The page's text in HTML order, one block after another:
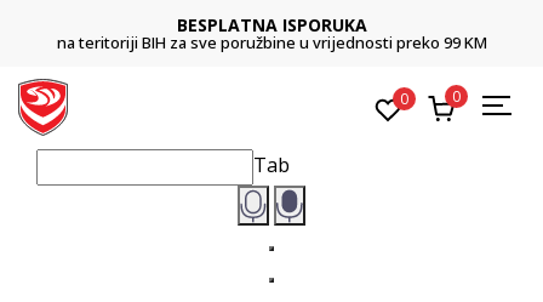
BESPLATNA ISPORUKA
na teritoriji BIH za sve poružbine u vrijednosti preko 99 KM
0 0
Tab